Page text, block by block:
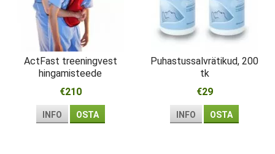
ActFast treeningvest
hingamisteede
obstruktsiooni jaoks
€210
INFO OSTA
Puhastussalvrätikud, 200
tk
€29
INFO OSTA